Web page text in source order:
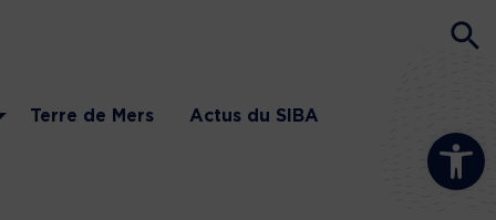
Ouvrir la
Terre de Mers Actus du SIBA